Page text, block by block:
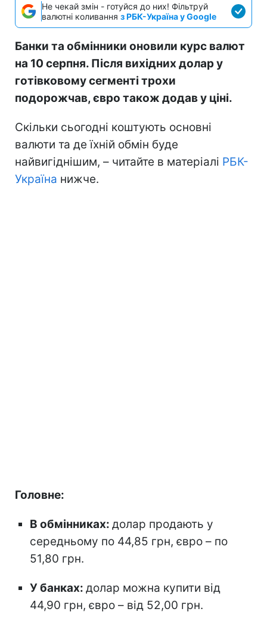
Не чекай змін - готуйся до них! Фільтруй
валютні коливання з РБК-Україна у Google
Банки та обмінники оновили курс валют
на 10 серпня. Після вихідних долар у
готівковому сегменті трохи
подорожчав, євро також додав у ціні.
Скільки сьогодні коштують основні
валюти та де їхній обмін буде
найвигіднішим, – читайте в матеріалі РБК-
Україна нижче.
Головне:
В обмінниках: долар продають у
середньому по 44,85 грн, євро – по
51,80 грн.
У банках: долар можна купити від
44,90 грн, євро – від 52,00 грн.